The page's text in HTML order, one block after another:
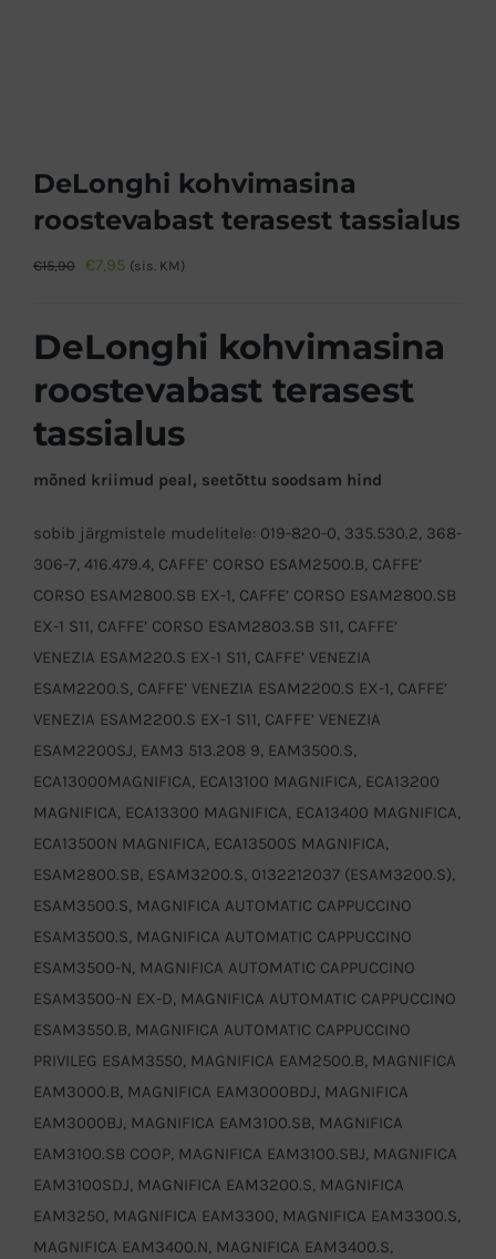
DeLonghi kohvimasina
roostevabast terasest tassialus
€15,90 Algne
€15,90.
€7,95Praegune
€7,95.
(sis. KM)
DeLonghi kohvimasina
roostevabast terasest
tassialus
mõned kriimud peal, seetõttu soodsam hind
sobib järgmistele mudelitele: 019-820-0, 335.530.2, 368-
306-7, 416.479.4, CAFFE’ CORSO ESAM2500.B, CAFFE’
CORSO ESAM2800.SB EX-1, CAFFE’ CORSO ESAM2800.SB
EX-1 S11, CAFFE’ CORSO ESAM2803.SB S11, CAFFE’
VENEZIA ESAM220.S EX-1 S11, CAFFE’ VENEZIA
ESAM2200.S, CAFFE’ VENEZIA ESAM2200.S EX-1, CAFFE’
VENEZIA ESAM2200.S EX-1 S11, CAFFE’ VENEZIA
ESAM2200SJ, EAM3 513.208 9, EAM3500.S,
ECA13000MAGNIFICA, ECA13100 MAGNIFICA, ECA13200
MAGNIFICA, ECA13300 MAGNIFICA, ECA13400 MAGNIFICA,
ECA13500N MAGNIFICA, ECA13500S MAGNIFICA,
ESAM2800.SB, ESAM3200.S, 0132212037 (ESAM3200.S),
ESAM3500.S, MAGNIFICA AUTOMATIC CAPPUCCINO
ESAM3500.S, MAGNIFICA AUTOMATIC CAPPUCCINO
ESAM3500-N, MAGNIFICA AUTOMATIC CAPPUCCINO
ESAM3500-N EX-D, MAGNIFICA AUTOMATIC CAPPUCCINO
ESAM3550.B, MAGNIFICA AUTOMATIC CAPPUCCINO
PRIVILEG ESAM3550, MAGNIFICA EAM2500.B, MAGNIFICA
EAM3000.B, MAGNIFICA EAM3000BDJ, MAGNIFICA
EAM3000BJ, MAGNIFICA EAM3100.SB, MAGNIFICA
EAM3100.SB COOP, MAGNIFICA EAM3100.SBJ, MAGNIFICA
EAM3100SDJ, MAGNIFICA EAM3200.S, MAGNIFICA
EAM3250, MAGNIFICA EAM3300, MAGNIFICA EAM3300.S,
MAGNIFICA EAM3400.N, MAGNIFICA EAM3400.S,